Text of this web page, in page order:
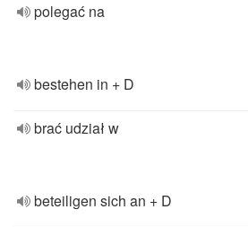
polegać na
bestehen in + D
brać udział w
beteiligen sich an + D